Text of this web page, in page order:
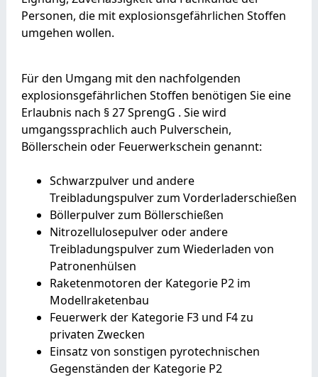
Personen, die mit explosionsgefährlichen Stoffen
umgehen wollen.
Für den Umgang mit den nachfolgenden
explosionsgefährlichen Stoffen benötigen Sie eine
Erlaubnis nach § 27 SprengG . Sie wird
umgangssprachlich auch Pulverschein,
Böllerschein oder Feuerwerkschein genannt:
Schwarzpulver und andere
Treibladungspulver zum Vorderladerschießen
Böllerpulver zum Böllerschießen
Nitrozellulosepulver oder andere
Treibladungspulver zum Wiederladen von
Patronenhülsen
Raketenmotoren der Kategorie P2 im
Modellraketenbau
Feuerwerk der Kategorie F3 und F4 zu
privaten Zwecken
Einsatz von sonstigen pyrotechnischen
Gegenständen der Kategorie P2